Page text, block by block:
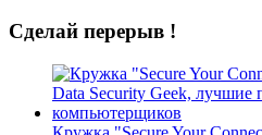
Сделай перерыв !